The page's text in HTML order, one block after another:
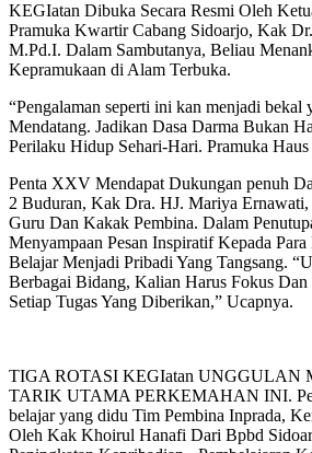
KEGIatan Dibuka Secara Resmi Oleh
Pramuka Kwartir Cabang Sidoarjo, Kak
M.Pd.I. Dalam Sambutanya, Beliau
Kepramukaan di Alam Terbuka.
“Pengalaman seperti ini kan menjadi bekal
Mendatang. Jadikan Dasa Darma Bukan
Perilaku Hidup Sehari-Hari. Pramuka
Penta XXV Mendapat Dukungan penuh
2 Buduran, Kak Dra. HJ. Mariya Ernawati,
Guru Dan Kakak Pembina. Dalam
Menyampaan Pesan Inspiratif Kepada Para
Belajar Menjadi Pribadi Yang Tangsang.
Berbagai Bidang, Kalian Harus Fokus Dan
Setiap Tugas Yang Diberikan,” Ucapnya.
TIGA ROTASI KEGIatan UNGGULAN
TARIK UTAMA PERKEMAHAN INI.
belajar yang didu Tim Pembina Inprada,
Oleh Kak Khoirul Hanafi Dari Bpbd